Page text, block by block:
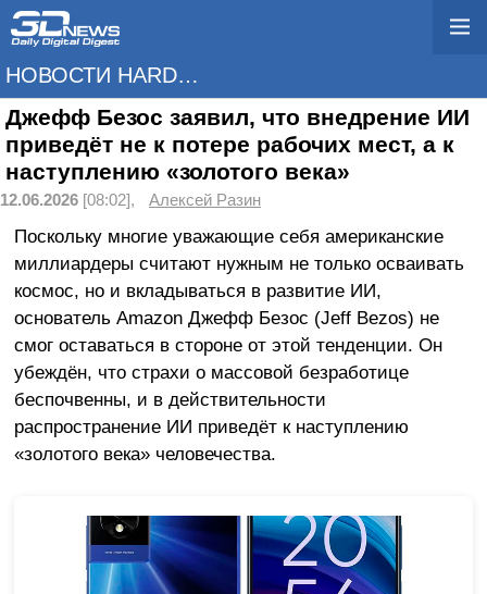
НОВОСТИ HARDWARE
Джефф Безос заявил, что внедрение ИИ
приведёт не к потере рабочих мест, а к
наступлению «золотого века»
12.06.2026 [08:02], Алексей Разин
Поскольку многие уважающие себя американские
миллиардеры считают нужным не только осваивать
космос, но и вкладываться в развитие ИИ,
основатель Amazon Джефф Безос (Jeff Bezos) не
смог оставаться в стороне от этой тенденции. Он
убеждён, что страхи о массовой безработице
беспочвенны, и в действительности
распространение ИИ приведёт к наступлению
«золотого века» человечества.